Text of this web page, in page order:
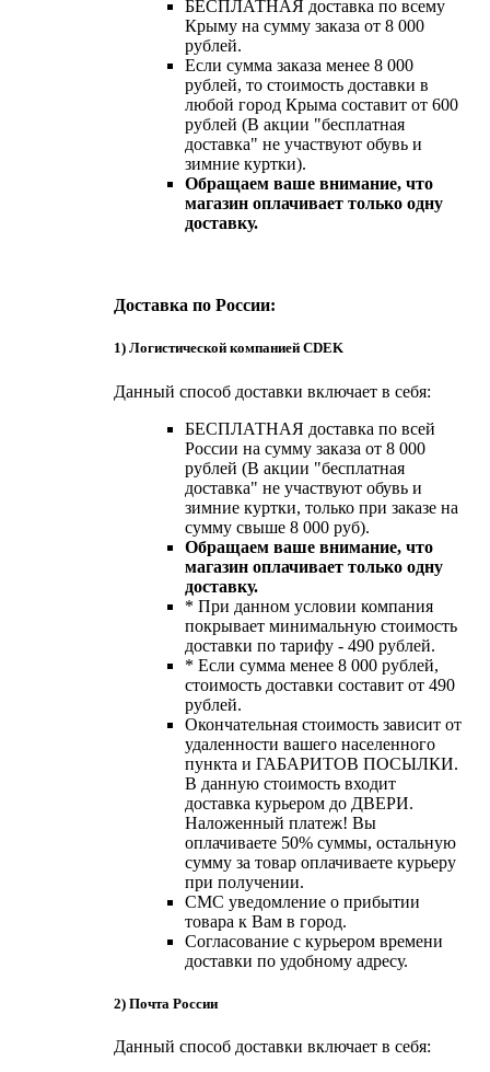
БЕСПЛАТНАЯ доставка по всему
Крыму на сумму заказа от 8 000
рублей.
Если сумма заказа менее 8 000
рублей, то стоимость доставки в
любой город Крыма составит от 600
рублей (В акции "бесплатная
доставка" не участвуют обувь и
зимние куртки).
Обращаем ваше внимание, что
магазин оплачивает только одну
доставку.
Доставка по России:
1) Логистической компанией CDEK
Данный способ доставки включает в себя:
БЕСПЛАТНАЯ доставка по всей
России на сумму заказа от 8 000
рублей (В акции "бесплатная
доставка" не участвуют обувь и
зимние куртки, только при заказе на
сумму свыше 8 000 руб).
Обращаем ваше внимание, что
магазин оплачивает только одну
доставку.
* При данном условии компания
покрывает минимальную стоимость
доставки по тарифу - 490 рублей.
* Если сумма менее 8 000 рублей,
стоимость доставки составит от 490
рублей.
Окончательная стоимость зависит от
удаленности вашего населенного
пункта и ГАБАРИТОВ ПОСЫЛКИ.
В данную стоимость входит
доставка курьером до ДВЕРИ.
Наложенный платеж! Вы
оплачиваете 50% суммы, остальную
сумму за товар оплачиваете курьеру
при получении.
СМС уведомление о прибытии
товара к Вам в город.
Согласование с курьером времени
доставки по удобному адресу.
2) Почта России
Данный способ доставки включает в себя: